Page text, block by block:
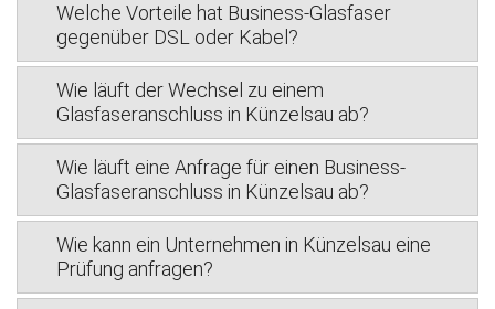
Welche Vorteile hat Business-Glasfaser
gegenüber DSL oder Kabel?
Wie läuft der Wechsel zu einem
Glasfaseranschluss in Künzelsau ab?
Wie läuft eine Anfrage für einen Business-
Glasfaseranschluss in Künzelsau ab?
Wie kann ein Unternehmen in Künzelsau eine
Prüfung anfragen?